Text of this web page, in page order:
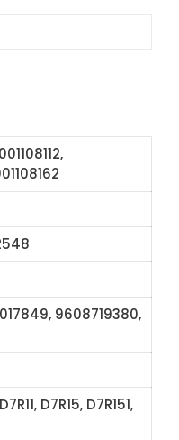
9608719380,
D7R15, D7R151,